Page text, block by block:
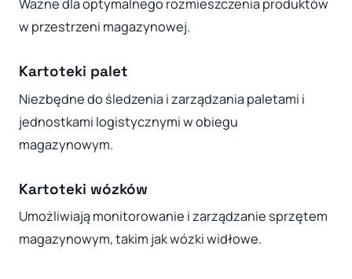
Ważne dla optymalnego rozmieszczenia produktów
w przestrzeni magazynowej.
Kartoteki palet
Niezbędne do śledzenia i zarządzania paletami i
jednostkami logistycznymi w obiegu
magazynowym.
Kartoteki wózków
Umożliwiają monitorowanie i zarządzanie sprzętem
magazynowym, takim jak wózki widłowe.